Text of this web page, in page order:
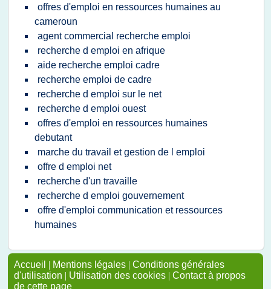
offres d'emploi en ressources humaines au
cameroun
agent commercial recherche emploi
recherche d emploi en afrique
aide recherche emploi cadre
recherche emploi de cadre
recherche d emploi sur le net
recherche d emploi ouest
offres d'emploi en ressources humaines
debutant
marche du travail et gestion de l emploi
offre d emploi net
recherche d'un travaille
recherche d emploi gouvernement
offre d'emploi communication et ressources
humaines
Accueil | Mentions légales | Conditions générales
d'utilisation | Utilisation des cookies | Contact à propos
de cette page